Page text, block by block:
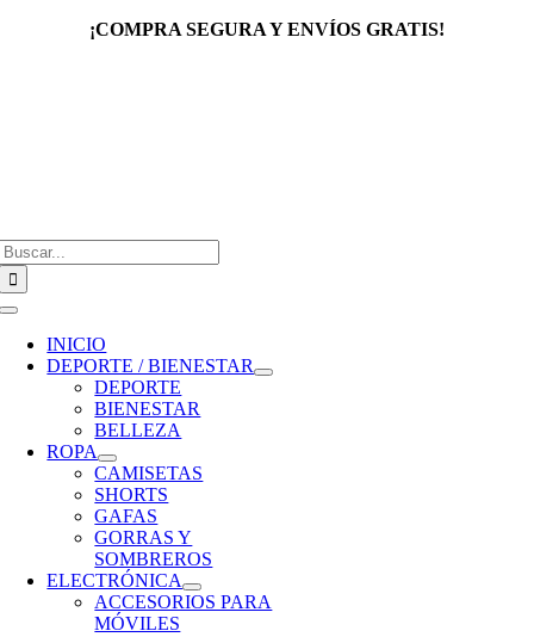
¡COMPRA SEGURA Y ENVÍOS GRATIS!
Toggle
Navigation
INICIO
DEPORTE / BIENESTAR
DEPORTE
BIENESTAR
BELLEZA
ROPA
CAMISETAS
SHORTS
GAFAS
GORRAS Y
SOMBREROS
ELECTRÓNICA
ACCESORIOS PARA
MÓVILES